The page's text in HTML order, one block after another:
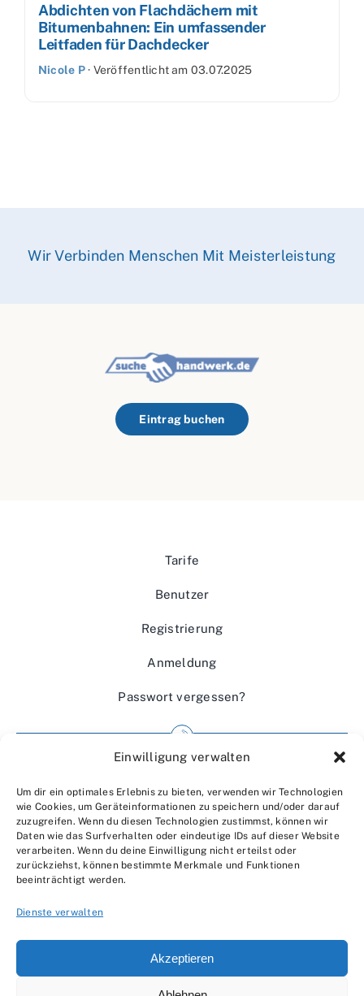
Einwilligung verwalten
Um dir ein optimales Erlebnis zu bieten, verwenden wir Technologien
wie Cookies, um Geräteinformationen zu speichern und/oder darauf
zuzugreifen. Wenn du diesen Technologien zustimmst, können wir
Daten wie das Surfverhalten oder eindeutige IDs auf dieser Website
verarbeiten. Wenn du deine Einwilligung nicht erteilst oder
zurückziehst, können bestimmte Merkmale und Funktionen
beeinträchtigt werden.
Dienste verwalten
Akzeptieren
Abdichten von Flachdächern mit
Bitumenbahnen: Ein umfassender
Leitfaden für Dachdecker
Nicole P· Veröffentlicht am 03.07.2025
Wir Verbinden Menschen Mit Meisterleistung
Eintrag buchen
Tarife
Benutzer
Registrierung
Anmeldung
Passwort vergessen?
Wir über uns
Kontakt
Datenschutzerklärung